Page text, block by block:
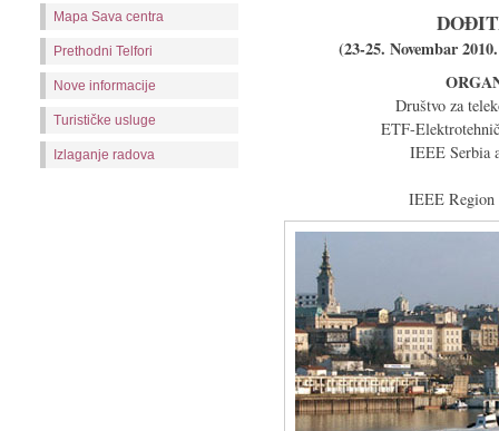
Mapa Sava centra
Prethodni Telfori
Nove informacije
Turističke usluge
Izlaganje radova
(23-25. Novembar
Društvo za
ETF-
IEEE Serbia
IEEE